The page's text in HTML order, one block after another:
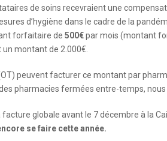
de soins recevraient une
d’hygiène dans le cadre de la
forfaitaire de 500€par mois (montant
un montant de 2.000€.
peuvent facturer ce montant par
pharmacies fermées entre-temps,
facture globale avant le 7 décembre à la
se faire cette année.